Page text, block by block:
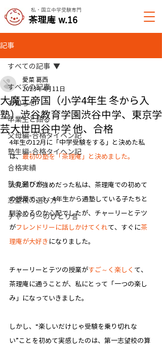
私・国立中学受験専門
​茶理庵 w.16
記事
すべての記事
お知らせ
卒業生と語る
父母編-合格タイヘン記
塾生編-合格タイヘン記
合格実績
塾の選び方
志望校の選び方
チャーリーのひとり言
すべての記事
​大魔王帝国（小学4年生 冬から入
塾）渋谷教育学園渋谷中学、東京学
芸大世田谷中学 他、合格
愛菜 葛西
2023年4月11日
4年生の12月に「中学受験をする」と決めた私
は、最初の塾を「茶理庵」と決めました。
人見知りが強めだった私は、茶理庵での初めて
の授業で、3、4年生から通塾している子たちと
馴染めるのか心配でしたが、​チャーリーとテツ
がフレンドリーに話しかけてくれて、すぐに茶
理庵が大好き になりました。​
チャーリーとテツの授業がすご～く楽しく て、
茶理庵に通うことが、私にとって「一つの楽し
み」になっていきました。
しかし、“楽しいだけじゃ受験を乗り切れな
い”ことを初めて実感したのは、第一志望校の算